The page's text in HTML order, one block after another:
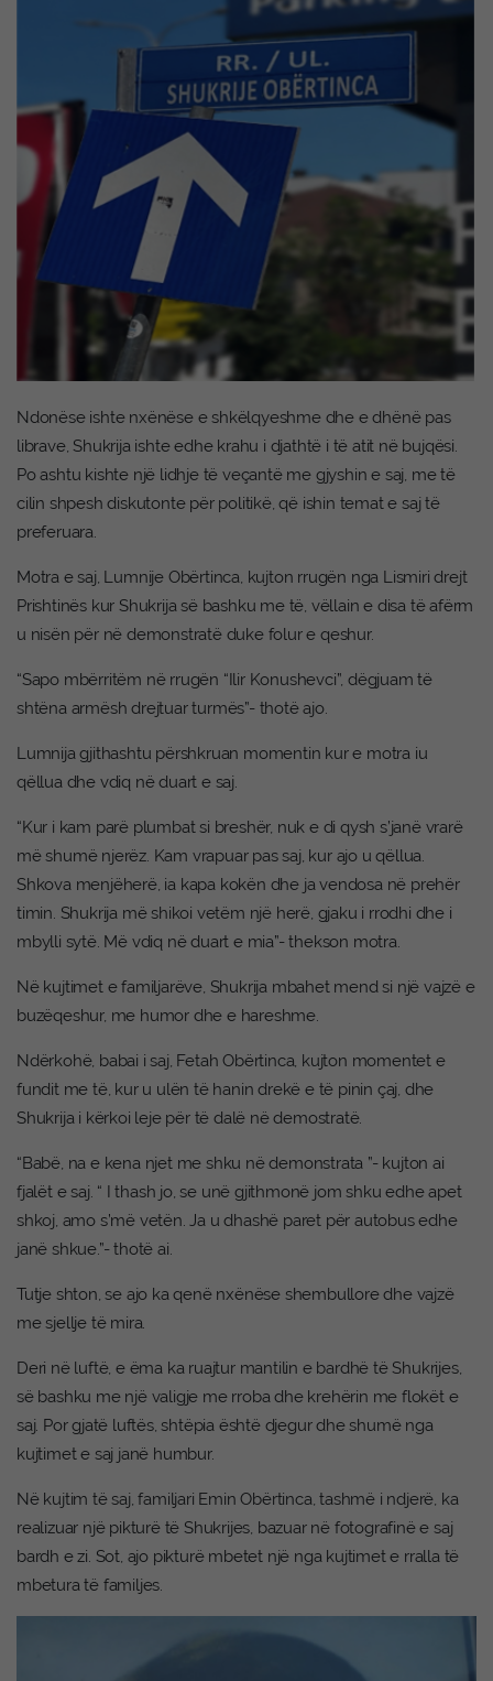
Ndonëse ishte nxënëse e shkëlqyeshme dhe e dhënë pas
librave, Shukrija ishte edhe krahu i djathtë i të atit në bujqësi.
Po ashtu kishte një lidhje të veçantë me gjyshin e saj, me të
cilin shpesh diskutonte për politikë, që ishin temat e saj të
preferuara.
Motra e saj, Lumnije Obërtinca, kujton rrugën nga Lismiri drejt
Prishtinës kur Shukrija së bashku me të, vëllain e disa të afërm
u nisën për në demonstratë duke folur e qeshur.
“Sapo mbërritëm në rrugën “Ilir Konushevci”, dëgjuam të
shtëna armësh drejtuar turmës”- thotë ajo.
Lumnija gjithashtu përshkruan momentin kur e motra iu
qëllua dhe vdiq në duart e saj.
“Kur i kam parë plumbat si breshër, nuk e di qysh s’janë vrarë
më shumë njerëz. Kam vrapuar pas saj, kur ajo u qëllua.
Shkova menjëherë, ia kapa kokën dhe ja vendosa në prehër
timin. Shukrija më shikoi vetëm një herë, gjaku i rrodhi dhe i
mbylli sytë. Më vdiq në duart e mia”- thekson motra.
Në kujtimet e familjarëve, Shukrija mbahet mend si një vajzë e
buzëqeshur, me humor dhe e hareshme.
Ndërkohë, babai i saj, Fetah Obërtinca, kujton momentet e
fundit me të, kur u ulën të hanin drekë e të pinin çaj, dhe
Shukrija i kërkoi leje për të dalë në demostratë.
“Babë, na e kena njet me shku në demonstrata ”- kujton ai
fjalët e saj. “ I thash jo, se unë gjithmonë jom shku edhe apet
shkoj, amo s’më vetën. Ja u dhashë paret për autobus edhe
janë shkue.”- thotë ai.
Tutje shton, se ajo ka qenë nxënëse shembullore dhe vajzë
me sjellje të mira.
Deri në luftë, e ëma ka ruajtur mantilin e bardhë të Shukrijes,
së bashku me një valigje me rroba dhe krehërin me flokët e
saj. Por gjatë luftës, shtëpia është djegur dhe shumë nga
kujtimet e saj janë humbur.
Në kujtim të saj, familjari Emin Obërtinca, tashmë i ndjerë, ka
realizuar një pikturë të Shukrijes, bazuar në fotografinë e saj
bardh e zi. Sot, ajo pikturë mbetet një nga kujtimet e rralla të
mbetura të familjes.